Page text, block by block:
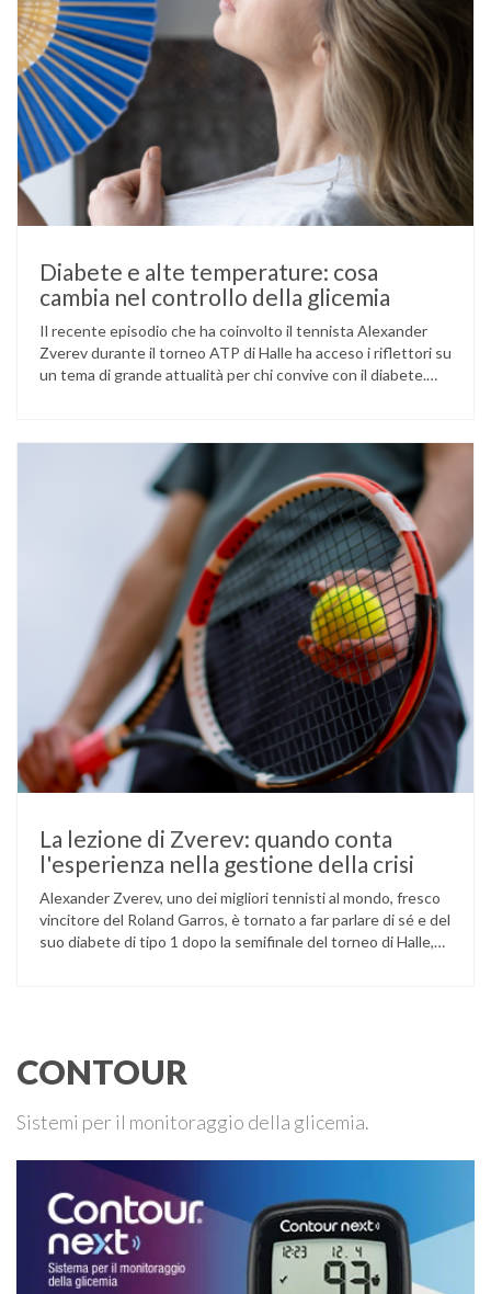
Diabete e alte temperature: cosa
cambia nel controllo della glicemia
Il recente episodio che ha coinvolto il tennista Alexander
Zverev durante il torneo ATP di Halle ha acceso i riflettori su
un tema di grande attualità per chi convive con il diabete.
glucosio lo aveva portato …
La lezione di Zverev: quando conta
l'esperienza nella gestione della crisi
Alexander Zverev, uno dei migliori tennisti al mondo, fresco
vincitore del Roland Garros, è tornato a far parlare di sé e del
suo diabete di tipo 1 dopo la semifinale del torneo di Halle,
CONTOUR
Sistemi per il monitoraggio della glicemia.